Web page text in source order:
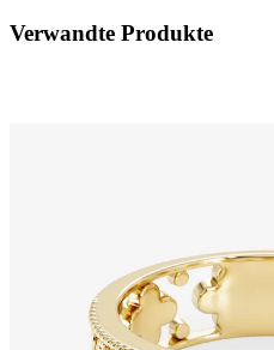
Verwandte Produkte